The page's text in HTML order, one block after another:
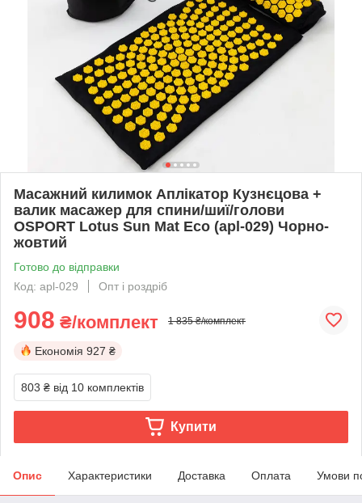
Масажний килимок Аплікатор Кузнєцова +
валик масажер для спини/шиї/голови
OSPORT Lotus Sun Mat Eco (apl-029) Чорно-
жовтий
Готово до відправки
Код: apl-029
Опт і роздріб
908 ₴/комплект 1 835 ₴/комплект
Економія 927 ₴
803 ₴ від 10 комплектів
Купити
Опис Характеристики Доставка Оплата Умови